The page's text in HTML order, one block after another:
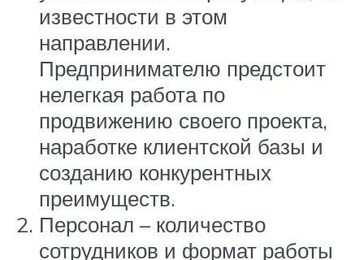
известности в этом
направлении.
Предпринимателю предстоит
нелегкая работа по
продвижению своего проекта,
наработке клиентской базы и
созданию конкурентных
преимуществ.
Персонал – количество
сотрудников и формат работы